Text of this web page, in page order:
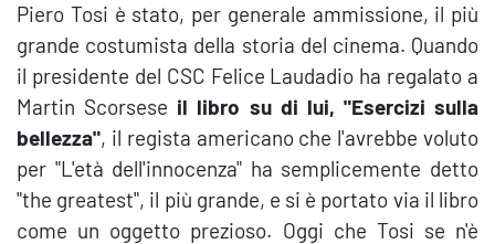
Piero Tosi è stato, per generale ammissione, il più
grande costumista della storia del cinema. Quando
il presidente del CSC Felice Laudadio ha regalato a
Martin Scorsese il libro su di lui, "Esercizi sulla
bellezza", il regista americano che l'avrebbe voluto
per "L'età dell'innocenza" ha semplicemente detto
"the greatest", il più grande, e si è portato via il libro
come un oggetto prezioso. Oggi che Tosi se n'è